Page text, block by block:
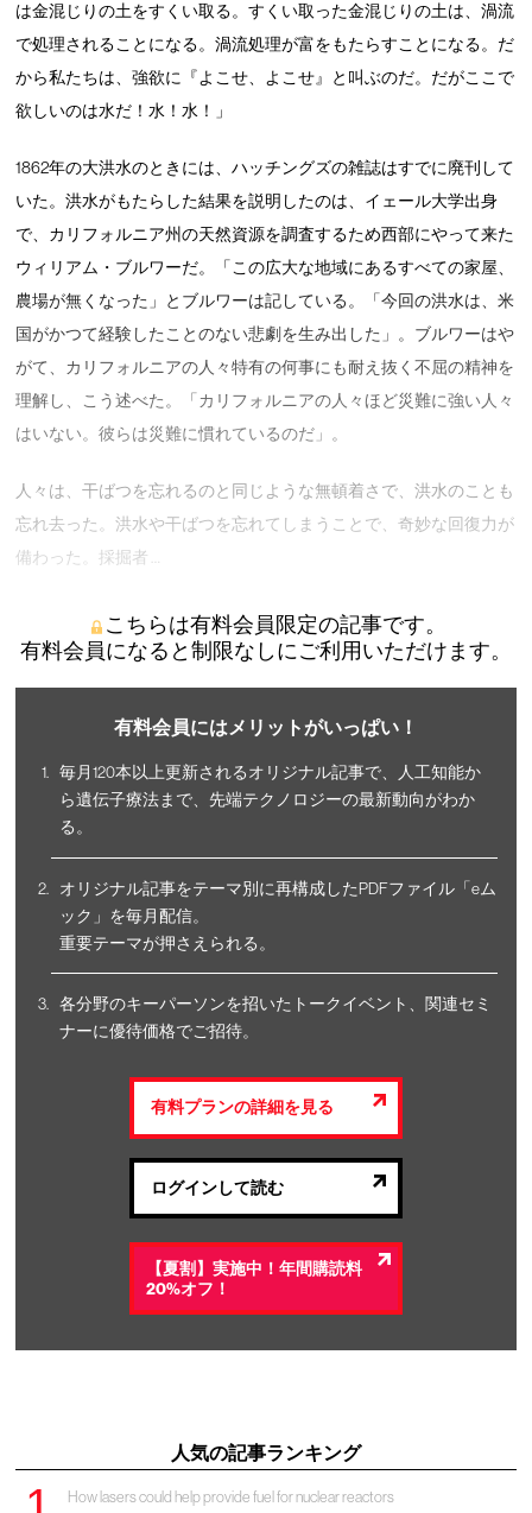
は金混じりの土をすくい取る。すくい取った金混じりの土は、渦流
で処理されることになる。渦流処理が富をもたらすことになる。だ
から私たちは、強欲に『よこせ、よこせ』と叫ぶのだ。だがここで
欲しいのは水だ！水！水！」
1862年の大洪水のときには、ハッチングズの雑誌はすでに廃刊して
いた。洪水がもたらした結果を説明したのは、イェール大学出身
で、カリフォルニア州の天然資源を調査するため西部にやって来た
ウィリアム・ブルワーだ。「この広大な地域にあるすべての家屋、
農場が無くなった」とブルワーは記している。「今回の洪水は、米
国がかつて経験したことのない悲劇を生み出した」。ブルワーはや
がて、カリフォルニアの人々特有の何事にも耐え抜く不屈の精神を
理解し、こう述べた。「カリフォルニアの人々ほど災難に強い人々
はいない。彼らは災難に慣れているのだ」。
人々は、干ばつを忘れるのと同じような無頓着さで、洪水のことも
忘れ去った。洪水や干ばつを忘れてしまうことで、奇妙な回復力が
備わった。採掘者 …
こちらは有料会員限定の記事です。
有料会員になると制限なしにご利用いただけます。
有料会員にはメリットがいっぱい！
毎月120本以上更新されるオリジナル記事で、人工知能か
ら遺伝子療法まで、先端テクノロジーの最新動向がわか
る。
オリジナル記事をテーマ別に再構成したPDFファイル「eム
ック」を毎月配信。
重要テーマが押さえられる。
各分野のキーパーソンを招いたトークイベント、関連セミ
ナーに優待価格でご招待。
有料プランの詳細を見る
ログインして読む
【夏割】実施中！年間購読料
20%オフ！
人気の記事ランキング
How lasers could help provide fuel for nuclear reactors